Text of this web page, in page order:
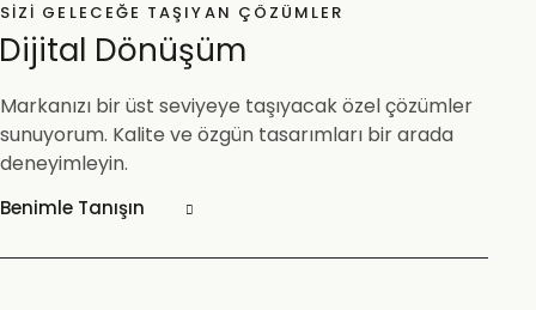
SIZI GELECEĞE TAŞIYAN ÇÖZÜMLER
Dijital Dönüşüm
Markanızı bir üst seviyeye taşıyacak özel çözümler
sunuyorum. Kalite ve özgün tasarımları bir arada
deneyimleyin.
Benimle Tanışın